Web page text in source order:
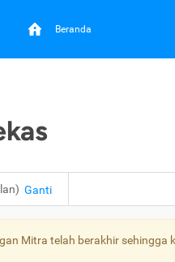
Beranda
Ganti
Mitra telah berakhir